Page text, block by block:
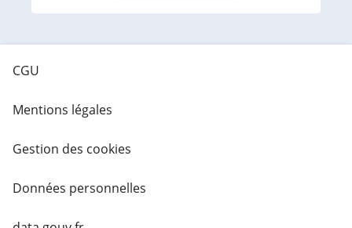
CGU
Mentions légales
Gestion des cookies
Données personnelles